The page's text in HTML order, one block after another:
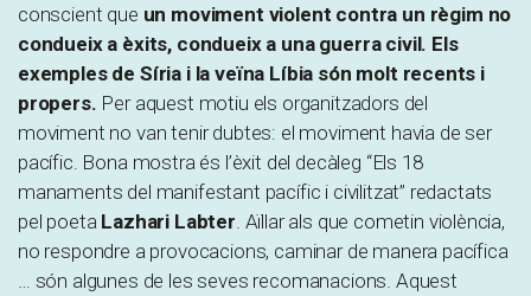
conscient que un moviment violent contra un règim no
condueix a èxits, condueix a una guerra civil. Els
exemples de Síria i la veïna Líbia són molt recents i
propers. Per aquest motiu els organitzadors del
moviment no van tenir dubtes: el moviment havia de ser
pacífic. Bona mostra és l’èxit del decàleg “Els 18
manaments del manifestant pacífic i civilitzat” redactats
pel poeta Lazhari Labter . Aïllar als que cometin violència,
no respondre a provocacions, caminar de manera pacífica
… són algunes de les seves recomanacions. Aquest